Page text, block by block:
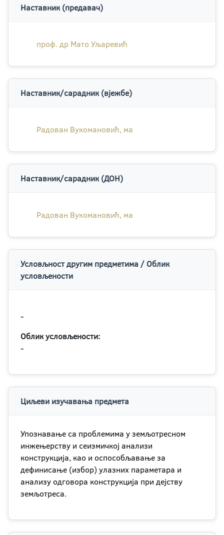
Наставник (предавач)
проф. др Мато Уљаревић
Наставник/сарадник (вјежбе)
Радован Вукомановић, ма
Наставник/сарадник (ДОН)
Радован Вукомановић, ма
Условљност другим предметима / Облик
условљености
-
Облик условљености:
-
Циљеви изучавања предмета
Упознавање са проблемима у земљотресном
инжењерству и сеизмичкој анализи
конструкција, као и оспособљавање за
дефинисање (избор) улазних параметара и
анализу одговора конструкција при дејству
земљотреса.